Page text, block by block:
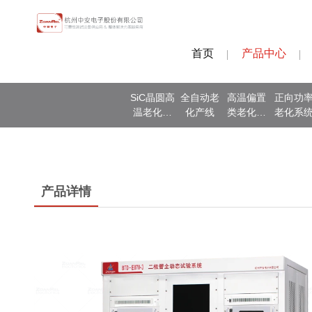
首页 产品中心
SiC晶圆高
温老化测
试
全自动老
化产线
高温偏置
类老化系
统
正向功
老化系
产品详情